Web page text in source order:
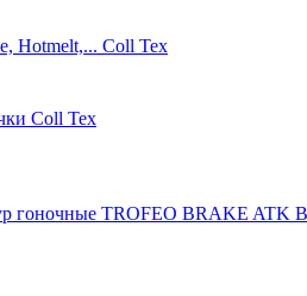
Hotmelt,... Coll Tex
Coll Tex
гоночные TROFEO BRAKE ATK